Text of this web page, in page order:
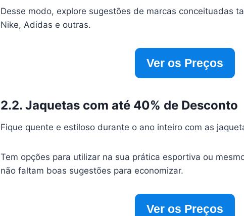
Desse modo, explore sugestões de marcas conceituadas
Nike, Adidas e outras.
Ver os Preços
2.2. Jaquetas com até 40% de Desconto
Fique quente e estiloso durante o ano inteiro com as
Tem opções para utilizar na sua prática esportiva ou
não faltam boas sugestões para economizar.
Ver os Preços